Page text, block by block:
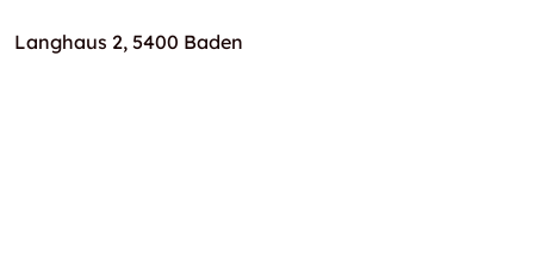
Langhaus 2, 5400 Baden